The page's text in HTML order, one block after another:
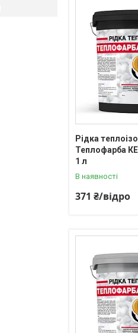
Рідка
Теплофарба
1 л
В наявності
371 ₴/відро